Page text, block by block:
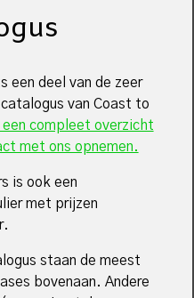
een deel van de zeer
van Coast to
een compleet overzicht
met ons opnemen.
is ook een
met prijzen
staan de meest
bovenaan. Andere